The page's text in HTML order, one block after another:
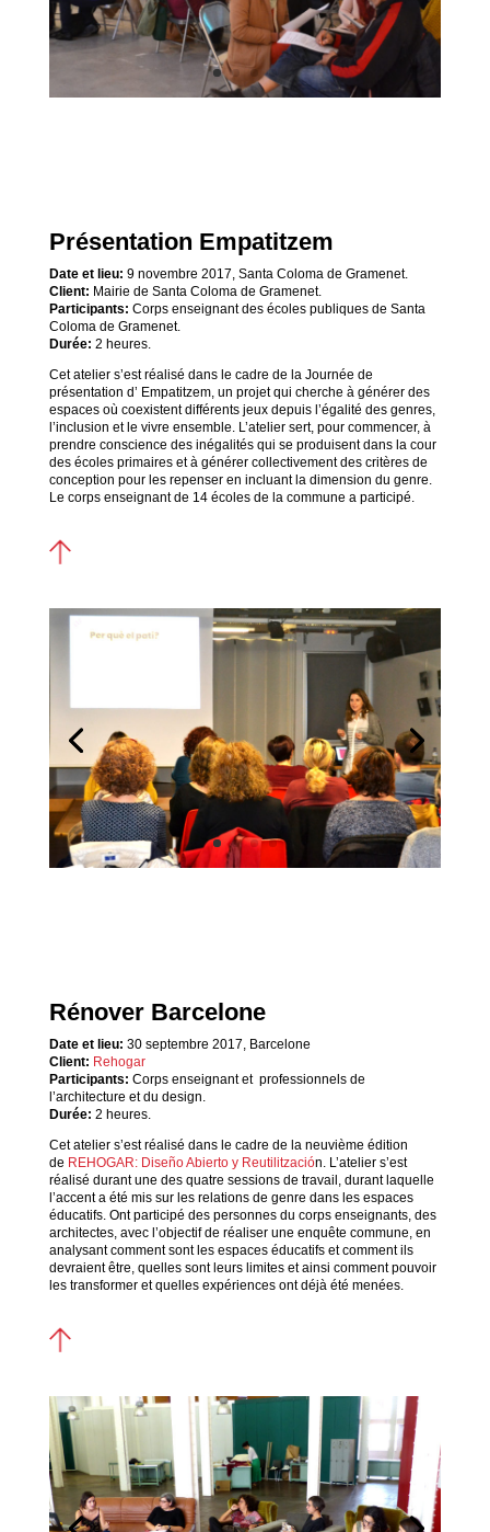
Présentation Empatitzem
Date et lieu: 9 novembre 2017, Santa Coloma de Gramenet.
Client: Mairie de Santa Coloma de Gramenet.
Participants: Corps enseignant des écoles publiques de Santa
Coloma de Gramenet.
Durée: 2 heures.
Cet atelier s’est réalisé dans le cadre de la Journée de
présentation d’ Empatitzem, un projet qui cherche à générer des
espaces où coexistent différents jeux depuis l’égalité des genres,
l’inclusion et le vivre ensemble. L’atelier sert, pour commencer, à
prendre conscience des inégalités qui se produisent dans la cour
des écoles primaires et à générer collectivement des critères de
conception pour les repenser en incluant la dimension du genre.
Le corps enseignant de 14 écoles de la commune a participé.
Rénover Barcelone
Date et lieu: 30 septembre 2017, Barcelone
Client: Rehogar
Participants: Corps enseignant et professionnels de
l’architecture et du design.
Durée: 2 heures.
Cet atelier s’est réalisé dans le cadre de la neuvième édition
de REHOGAR: Diseño Abierto y Reutilitzación. L’atelier s’est
réalisé durant une des quatre sessions de travail, durant laquelle
l’accent a été mis sur les relations de genre dans les espaces
éducatifs. Ont participé des personnes du corps enseignants, des
architectes, avec l’objectif de réaliser une enquête commune, en
analysant comment sont les espaces éducatifs et comment ils
devraient être, quelles sont leurs limites et ainsi comment pouvoir
les transformer et quelles expériences ont déjà été menées.